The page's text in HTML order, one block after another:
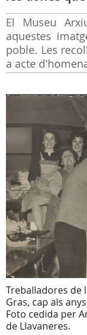
El Museu
aquestes
poble. Les
a acte
Treballadores de
Gras, cap als
Foto cedida per
de Llavaneres.